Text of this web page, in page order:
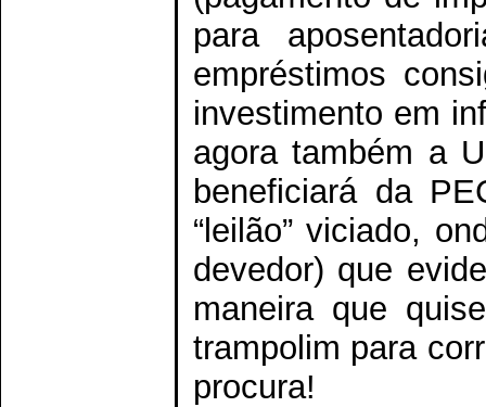
para
empréstimos
investimento em
agora também a
beneficiará da
“leilão” viciado,
devedor) que
maneira que
trampolim para
procura!